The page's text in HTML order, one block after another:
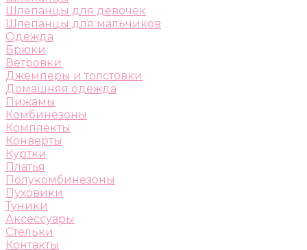
Шлепанцы для девочек
Шлепанцы для мальчиков
Одежда
Брюки
Ветровки
Джемперы и толстовки
Домашняя одежда
Пижамы
Комбинезоны
Комплекты
Конверты
Куртки
Платья
Полукомбинезоны
Пуховики
Туники
Аксессуары
Стельки
Контакты